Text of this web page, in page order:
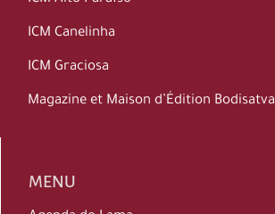
ICM Canelinha
ICM Graciosa
Magazine et Maison d’Édition Bodisatva
MENU